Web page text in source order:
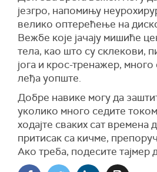
језгро, напомињу
велико оптерећење на
Вежбе које јачају мишиће
тела, као што су склекови,
јога и крос-тренажер, много
леђа уопште.
Добре навике могу да
уколико много седите
ходајте сваких сат времена
притисак са кичме,
Ако треба, подесите тајмер